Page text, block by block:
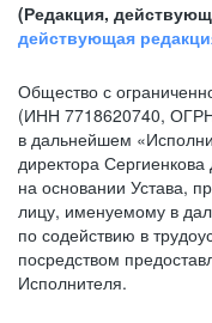
(Редакция,
действующая
Общество с
(ИНН 7718620740,
в дальнейшем
директора
на основании Устава,
лицу, именуемому в
по содействию в
посредством
Исполнителя.